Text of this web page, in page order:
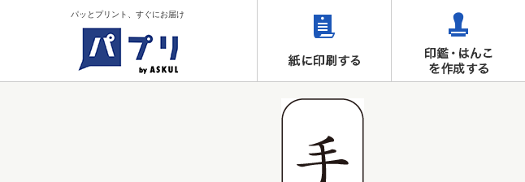
パッとプリント、すぐにお届け